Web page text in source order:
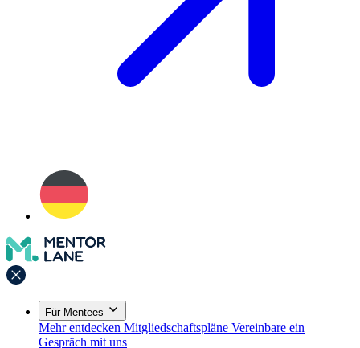
Für Mentees
Mehr entdecken Mitgliedschaftspläne Vereinbare ein
Gespräch mit uns